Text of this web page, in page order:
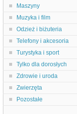
Maszyny
Muzyka i film
Odzież i biżuteria
Telefony i akcesoria
Turystyka i sport
Tylko dla dorosłych
Zdrowie i uroda
Zwierzęta
Pozostałe